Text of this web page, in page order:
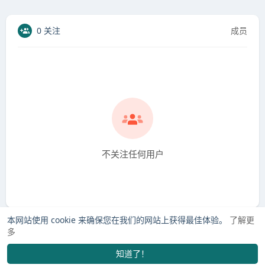
本网站使用 cookie 来确保您在我们的网站上获得最佳体验。 了解更
多
知道了！
0 关注 成员
不关注任何用户
发布